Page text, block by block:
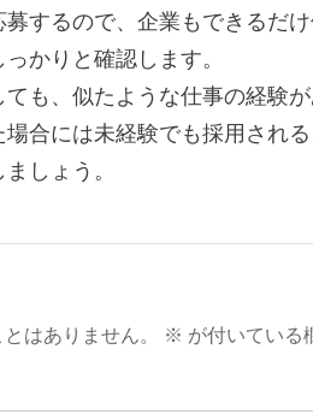
するので、企業もできるだ
かりと確認します。
も、似たような仕事の経験
合には未経験でも採用され
しょう。
はありません。 ※ が付いている